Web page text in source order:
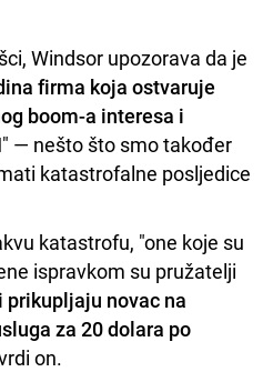
Windsor upozorava da je
firma koja ostvaruje
boom-a interesa i
" — nešto što smo također
katastrofalne posljedice
katastrofu, "one koje su
ispravkom su pružatelji
prikupljaju novac na
za 20 dolara po
on.